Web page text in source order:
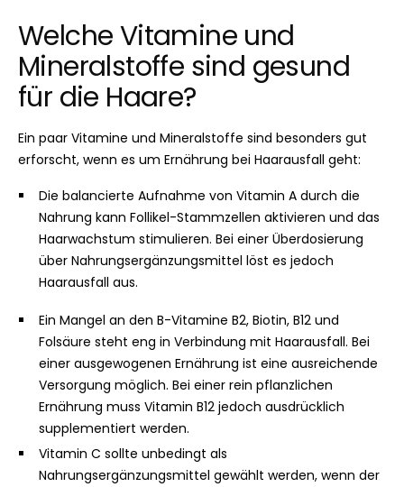
Welche Vitamine und
Mineralstoffe sind gesund
für die Haare?
Ein paar Vitamine und Mineralstoffe sind besonders gut
erforscht, wenn es um Ernährung bei Haarausfall geht:
Die balancierte Aufnahme von Vitamin A durch die
Nahrung kann Follikel-Stammzellen aktivieren und das
Haarwachstum stimulieren. Bei einer Überdosierung
über Nahrungsergänzungsmittel löst es jedoch
Haarausfall aus.
Ein Mangel an den B-Vitamine B2, Biotin, B12 und
Folsäure steht eng in Verbindung mit Haarausfall. Bei
einer ausgewogenen Ernährung ist eine ausreichende
Versorgung möglich. Bei einer rein pflanzlichen
Ernährung muss Vitamin B12 jedoch ausdrücklich
supplementiert werden.
Vitamin C sollte unbedingt als
Nahrungsergänzungsmittel gewählt werden, wenn der